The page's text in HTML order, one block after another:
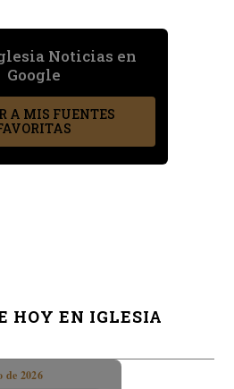
Noticias en
Google
A MIS FUENTES
HOY EN IGLESIA
de 2026